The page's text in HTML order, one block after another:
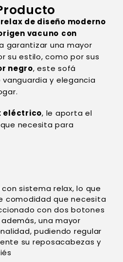
de diseño moderno
vacuno con
garantizar una mayor
su estilo, como por sus
negro, este sofá
y elegancia
eléctrico, le aporta el
necesita para
sistema relax, lo que
comodidad que necesita
con dos botones
una mayor
pudiendo regular
su reposacabezas y